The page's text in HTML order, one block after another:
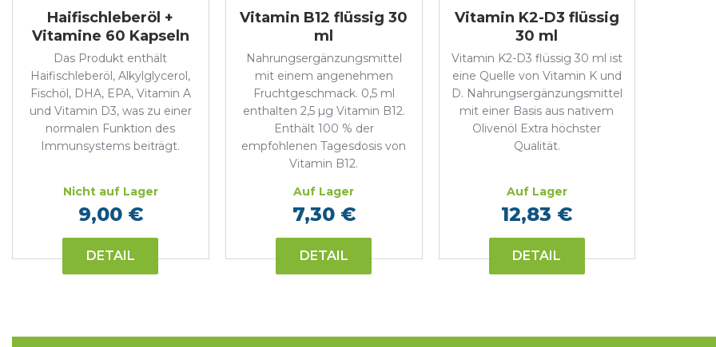
Haifischleberöl +
Vitamine 60 Kapseln
Das Produkt enthält
Haifischleberöl, Alkylglycerol,
Fischöl, DHA, EPA, Vitamin A
und Vitamin D3, was zu einer
normalen Funktion des
Immunsystems beiträgt.
Nicht auf Lager
9,00 €
DETAIL
Vitamin B12 flüssig 30
ml
Nahrungsergänzungsmittel
mit einem angenehmen
Fruchtgeschmack. 0,5 ml
enthalten 2,5 µg Vitamin B12.
Enthält 100 % der
empfohlenen Tagesdosis von
Vitamin B12.
Auf Lager
7,30 €
DETAIL
Vitamin K2-D3 flüssig
30 ml
Vitamin K2-D3 flüssig 30 ml ist
eine Quelle von Vitamin K und
D. Nahrungsergänzungsmittel
mit einer Basis aus nativem
Olivenöl Extra höchster
Qualität.
Auf Lager
12,83 €
DETAIL